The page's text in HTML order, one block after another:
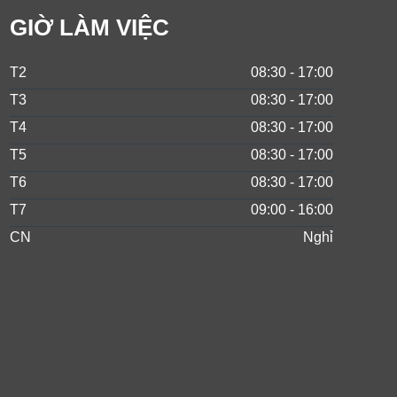
GIỜ LÀM VIỆC
T2
08:30 - 17:00
T3
08:30 - 17:00
T4
08:30 - 17:00
T5
08:30 - 17:00
T6
08:30 - 17:00
T7
09:00 - 16:00
CN
Nghỉ